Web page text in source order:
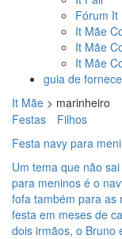
Fórum It
It Mãe
It Mãe
It Mãe
guia de
It Mãe > marinheiro
Festas
Filhos
Festa navy para
Um tema que não
para meninos é o
fofa também para as
festa em meses de
dois irmãos, o